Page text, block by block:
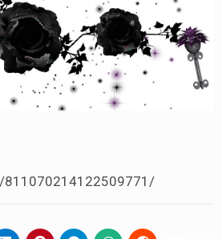
811070214122509771/